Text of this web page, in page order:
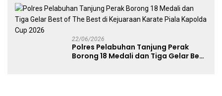
untuk Bangsa
22/06/2026
Polres Pelabuhan Tanjung Perak
Borong 18 Medali dan Tiga Gelar Best